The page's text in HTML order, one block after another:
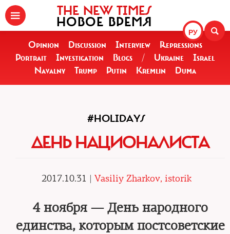
РУ
THE NEW TIMES
НОВОЕ ВРЕМЯ
Opinion Discussion Interview
Repressions
Portrait
Investigation Blogs / Ukraine
Israel
Navalny
Trump Putin Kremlin Duma
#HOLIDAYS
ДЕНЬ НАЦИОНАЛИСТА
2017.10.31 | Vasiliy Zharkov, istorik
4 ноября — День народного
единства, которым постсоветские